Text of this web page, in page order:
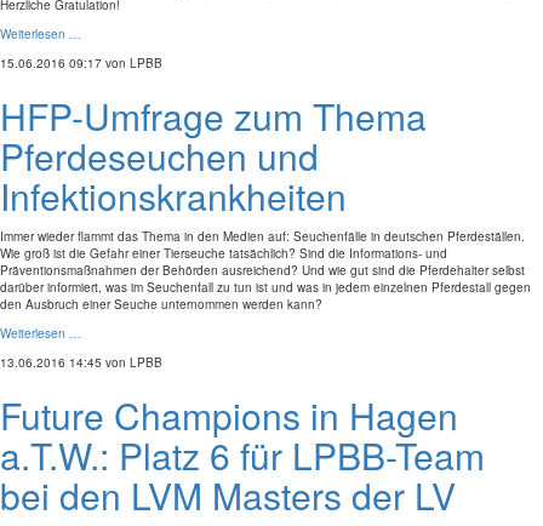
Herzliche Gratulation!
Weiterlesen …
15.06.2016 09:17 von LPBB
HFP-Umfrage zum Thema
Pferdeseuchen und
Infektionskrankheiten
Immer wieder flammt das Thema in den Medien auf: Seuchenfälle in deutschen Pferdeställen.
Wie groß ist die Gefahr einer Tierseuche tatsächlich? Sind die Informations- und
Präventionsmaßnahmen der Behörden ausreichend? Und wie gut sind die Pferdehalter selbst
darüber informiert, was im Seuchenfall zu tun ist und was in jedem einzelnen Pferdestall gegen
den Ausbruch einer Seuche unternommen werden kann?
Weiterlesen …
13.06.2016 14:45 von LPBB
Future Champions in Hagen
a.T.W.: Platz 6 für LPBB-Team
bei den LVM Masters der LV